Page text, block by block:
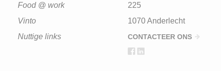
Food @ work
Vinto
Nuttige links
225
1070 Anderlecht
CONTACTEER ONS